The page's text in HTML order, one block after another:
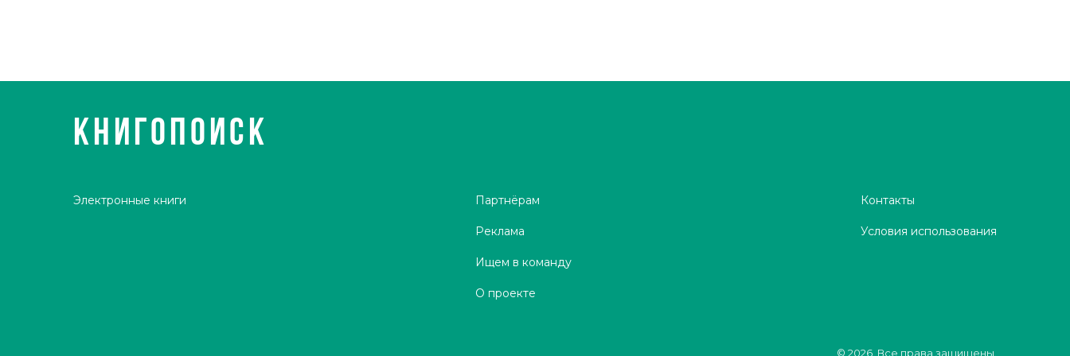
КНИГОПОИСК
Электронные книги Партнёрам
Реклама
Ищем в команду
О проекте
Контакты
Условия использования
© 2026. Все права защищены.